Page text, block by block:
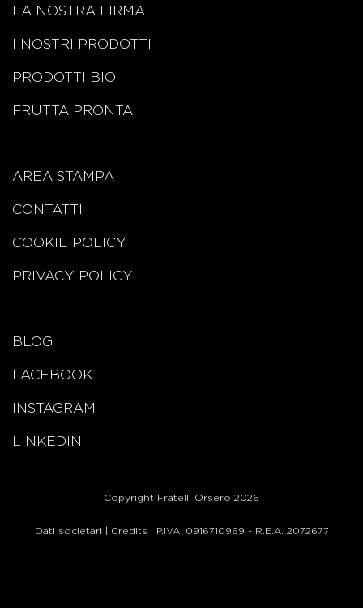
LA NOSTRA FIRMA
I NOSTRI PRODOTTI
PRODOTTI BIO
FRUTTA PRONTA
AREA STAMPA
CONTATTI
COOKIE POLICY
PRIVACY POLICY
BLOG
FACEBOOK
INSTAGRAM
LINKEDIN
Copyright Fratelli Orsero 2026
Dati societari Credits | P.IVA: 0916710969 - R.E.A. 2072677